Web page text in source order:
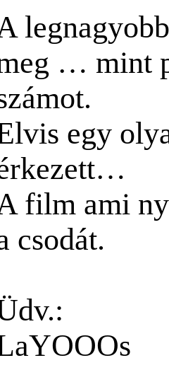
… mint
egy
film ami
csodát.